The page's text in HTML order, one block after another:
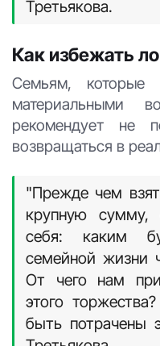
же ещё и
люди могут
молодожёнов
добавляет
уже вошли в эту
друга, потому
Третьякова.
Как избежать
Семьям,
материальными
рекомендует не
возвращаться в